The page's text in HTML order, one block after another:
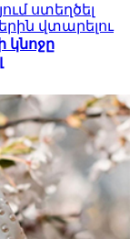
ստեղծել
վտարելու
կնոջը